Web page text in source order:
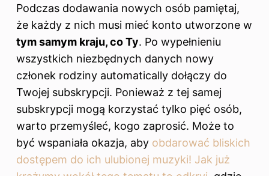
Podczas dodawania nowych osób pamiętaj,
że każdy z nich musi mieć konto utworzone w
tym samym kraju, co Ty. Po wypełnieniu
wszystkich niezbędnych danych nowy
członek rodziny automatically dołączy do
Twojej subskrypcji. Ponieważ z tej samej
subskrypcji mogą korzystać tylko pięć osób,
warto przemyśleć, kogo zaprosić. Może to
być wspaniała okazja, aby obdarować bliskich
dostępem do ich ulubionej muzyki! Jak już